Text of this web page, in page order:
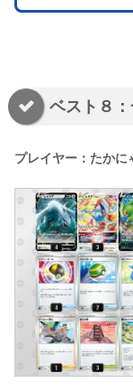
ベスト８
プレイヤー：たかに